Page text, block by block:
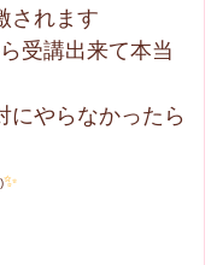
されます
受講出来て本当
にやらなかったら
✨